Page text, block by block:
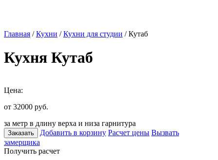
Главная /Кухни /Кухни для студии / Кутаб
Кухня Кутаб
Цена:
от 32000 руб.
за метр в длину верха и низа гарнитура
Заказать Добавить в корзину Расчет цены Вызвать
замерщика
Получить расчет